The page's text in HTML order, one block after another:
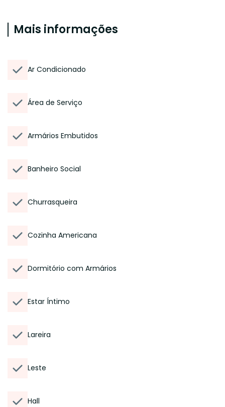
Mais informações
Ar Condicionado
Área de Serviço
Armários Embutidos
Banheiro Social
Churrasqueira
Cozinha Americana
Dormitório com Armários
Estar Íntimo
Lareira
Leste
Hall